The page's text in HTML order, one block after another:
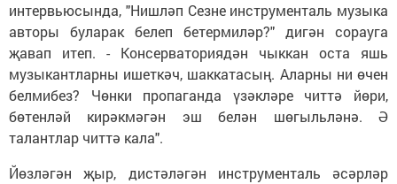
интервьюсында, "Нишләп Сезне инструменталь музыка
авторы буларак белеп бетермиләр?" дигән сорауга
җавап итеп. - Консерваториядән чыккан оста яшь
музыкантларны ишеткәч, шаккатасың. Аларны ни өчен
белмибез? Чөнки пропаганда үзәкләре читтә йөри,
бөтенләй кирәкмәгән эш белән шөгыльләнә. Ә
талантлар читтә кала".
Йөзләгән җыр, дистәләгән инструменталь әсәрләр